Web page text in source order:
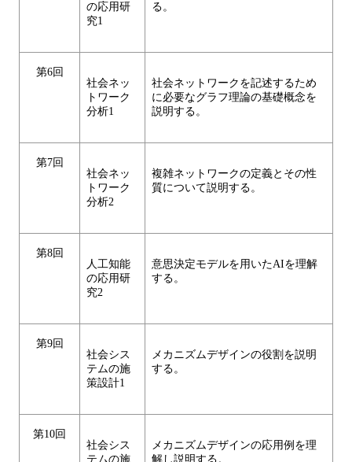
の応用研
究1
る。
第6回
社会ネッ
トワーク
分析1
社会ネットワークを記述するため
に必要なグラフ理論の基礎概念を
説明する。
第7回
社会ネッ
トワーク
分析2
複雑ネットワークの定義とその性
質について説明する。
第8回
人工知能
の応用研
究2
意思決定モデルを用いたAIを理解
する。
第9回
社会シス
テムの施
策設計1
メカニズムデザインの役割を説明
する。
第10回
社会シス
テムの施
メカニズムデザインの応用例を理
解し説明する。